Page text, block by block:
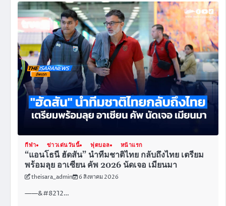
กีฬา ข่าวเด่นวันนี้ ฟุตบอล หน้าแรก
“แอนโธนี ฮัดสัน” นำทีมชาติไทย กลับถึงไทย เตรียม
พร้อมลุย อาเซียน คัพ 2026 นัดเจอ เมียนมา
theisara_admin 6 สิงหาคม 2026
——&#8212…